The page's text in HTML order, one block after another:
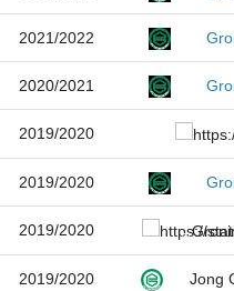
2021/2022
2020/2021
2019/2020
2019/2020
2019/2020
2019/2020